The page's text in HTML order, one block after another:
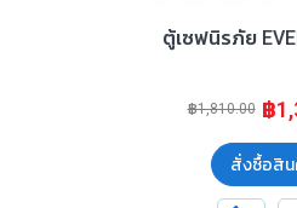
ตู้เซฟนิรภัย
฿
฿1,810.00
สั่งซื้อสิน